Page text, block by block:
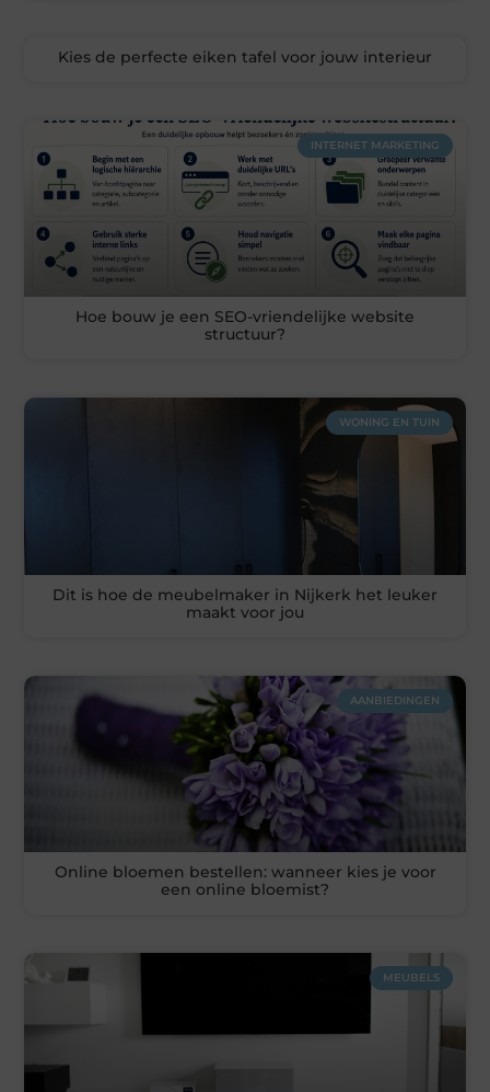
Kies de perfecte eiken tafel voor jouw interieur
INTERNET MARKETING
Hoe bouw je een SEO-vriendelijke website
structuur?
WONING EN TUIN
Dit is hoe de meubelmaker in Nijkerk het leuker
maakt voor jou
AANBIEDINGEN
Online bloemen bestellen: wanneer kies je voor
een online bloemist?
MEUBELS